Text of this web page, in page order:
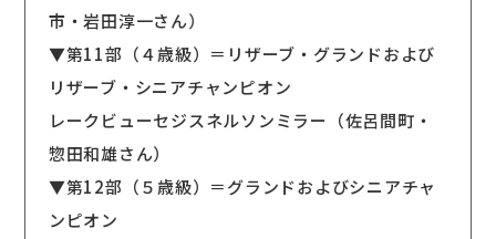
市・岩田淳一さん）
▼第11部（４歳級）＝リザーブ・グランドおよび
リザーブ・シニアチャンピオン
レークビューセジスネルソンミラー（佐呂間町・
惣田和雄さん）
▼第12部（５歳級）＝グランドおよびシニアチャ
ンピオン